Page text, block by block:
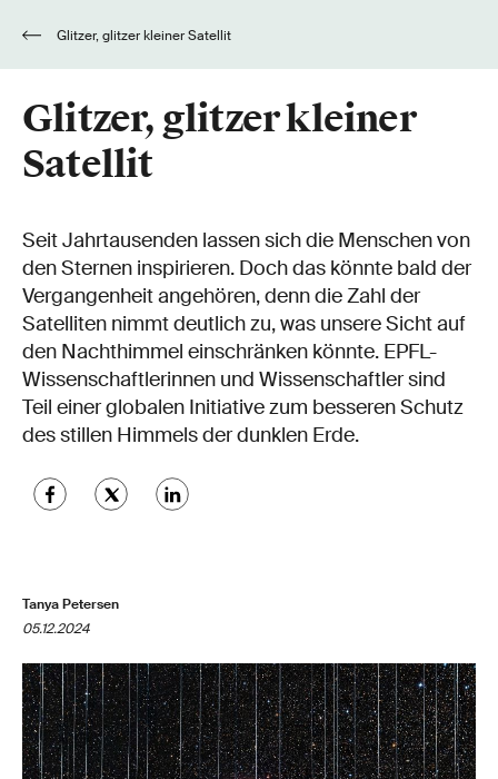
Glitzer, glitzer kleiner Satellit
Glitzer, glitzer kleiner
Satellit
Seit Jahrtausenden lassen sich die Menschen von
den Sternen inspirieren. Doch das könnte bald der
Vergangenheit angehören, denn die Zahl der
Satelliten nimmt deutlich zu, was unsere Sicht auf
den Nachthimmel einschränken könnte. EPFL-
Wissenschaftlerinnen und Wissenschaftler sind
Teil einer globalen Initiative zum besseren Schutz
des stillen Himmels der dunklen Erde.
Tanya Petersen
05.12.2024